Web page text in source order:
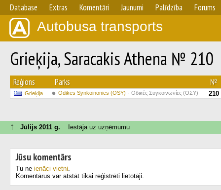
Database Extras Komentāri Jaunumi Palīdzība Forums
Autobusa transports
Grieķija, Saracakis Athena № 210
Reģions Parks №
Grieķija Odikes Synkoinonies (OSY) Οδικές Συγκοινωνίες (ΟΣΥ) 210
↑ Jūlijs 2011 g. Iestāja uz uzņēmumu
Jūsu komentārs
Tu ne ienāci vietni.
Komentārus var atstāt tikai reģistrēti lietotāji.